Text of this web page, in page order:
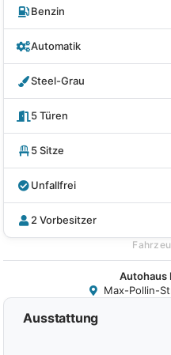
Ausstattung
Benzin
Automatik
Steel-Grau
5 Türen
5 Sitze
Unfallfrei
2 Vorbesitzer
Autohaus
Max-Pollin-